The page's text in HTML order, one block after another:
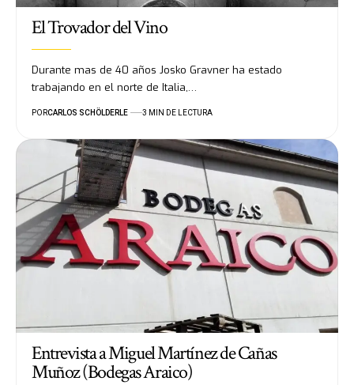
El Trovador del Vino
Durante mas de 40 años Josko Gravner ha estado
trabajando en el norte de Italia,…
PORCARLOS SCHÖLDERLE 3 MIN DE LECTURA
Entrevista a Miguel Martínez de Cañas
Muñoz (Bodegas Araico)